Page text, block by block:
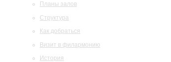
Планы залов
Структура
Как добраться
Визит в филармонию
История